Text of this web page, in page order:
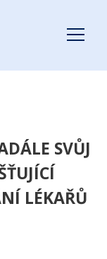
SVŮJ
LÉKAŘŮ